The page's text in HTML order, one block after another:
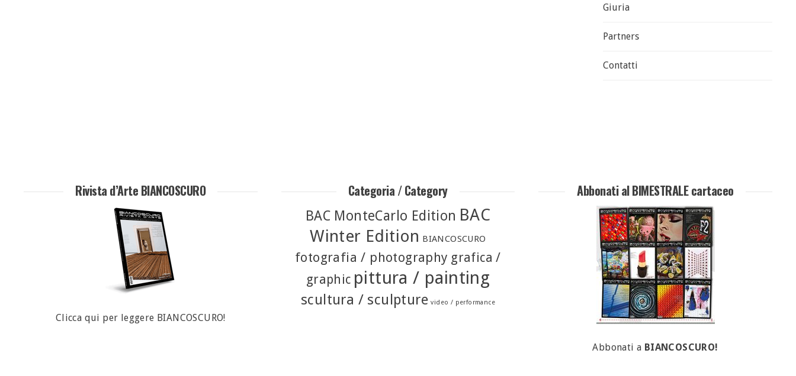
Giuria
Partners
Contatti
Rivista d’Arte BIANCOSCURO
Clicca qui per leggere BIANCOSCURO!
Categoria / Category
BAC MonteCarlo Edition BAC
Winter Edition BIANCOSCURO
fotografia / photography grafica /
graphic pittura / painting
scultura / sculpture video / performance
Abbonati al BIMESTRALE cartaceo
Abbonati a BIANCOSCURO!